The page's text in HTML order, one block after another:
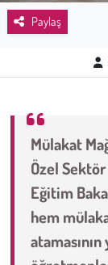
Paylaş
Mülakat
Özel
Eğitim
hem
Bilim -
İnsan
Hayvan
Çevre
Galeri
Günün